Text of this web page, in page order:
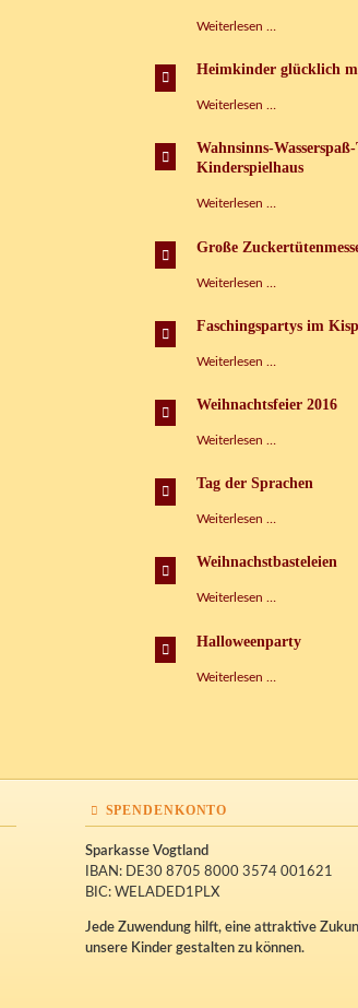
Weiterlesen …
Sprachen
e.V.
Heimkinder glücklich
Weiterlesen …
machen!
Wahnsinns-
Kinderspielhaus
Weiterlesen …
Tag
Große
Weiterlesen …
im
Faschingspartys im
Weiterlesen …
Kispi
Weihnachtsfeier 2016
Weiterlesen …
Tag der Sprachen
Weiterlesen …
Sprachen
Weihnachstbasteleien
Weiterlesen …
Halloweenparty
Weiterlesen …
SPENDENKONTO
Sparkasse Vogtland
IBAN: DE30 8705 8000 3574 001621
BIC: WELADED1PLX
Jede Zuwendung hilft, eine attraktive
unsere Kinder gestalten zu können.